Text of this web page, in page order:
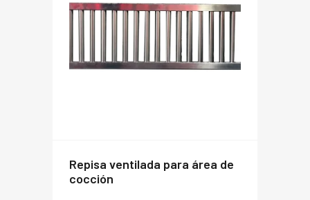
repisa ventilada para área de
cocción